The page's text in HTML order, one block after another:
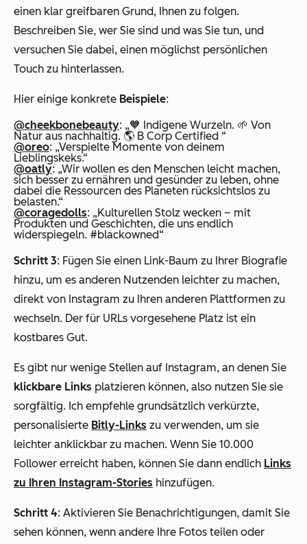
einen klar greifbaren Grund, Ihnen zu folgen.
Beschreiben Sie, wer Sie sind und was Sie tun, und
versuchen Sie dabei, einen möglichst persönlichen
Touch zu hinterlassen.
Hier einige konkrete Beispiele:
@cheekbonebeauty: „🧡 Indigene Wurzeln. 🌱 Von
Natur aus nachhaltig. 🌎 B Corp Certified “
@oreo: „Verspielte Momente von deinem
Lieblingskeks.“
@oatly: „Wir wollen es den Menschen leicht machen,
sich besser zu ernähren und gesünder zu leben, ohne
dabei die Ressourcen des Planeten rücksichtslos zu
belasten.“
@coragedolls: „Kulturellen Stolz wecken – mit
Produkten und Geschichten, die uns endlich
widerspiegeln. #blackowned“
Schritt 3: Fügen Sie einen Link-Baum zu Ihrer Biografie
hinzu, um es anderen Nutzenden leichter zu machen,
direkt von Instagram zu Ihren anderen Plattformen zu
wechseln. Der für URLs vorgesehene Platz ist ein
kostbares Gut.
Es gibt nur wenige Stellen auf Instagram, an denen Sie
klickbare Links platzieren können, also nutzen Sie sie
sorgfältig. Ich empfehle grundsätzlich verkürzte,
personalisierte Bitly-Links zu verwenden, um sie
leichter anklickbar zu machen. Wenn Sie 10.000
Follower erreicht haben, können Sie dann endlich Links
zu Ihren Instagram-Stories hinzufügen.
Schritt 4: Aktivieren Sie Benachrichtigungen, damit Sie
sehen können, wenn andere Ihre Fotos teilen oder